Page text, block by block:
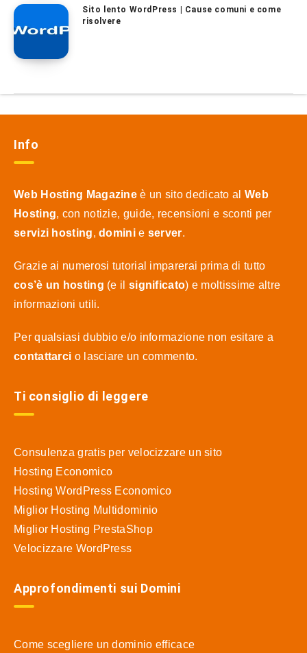
Sito lento WordPress | Cause comuni e come
risolvere
Info
Web Hosting Magazine è un sito dedicato al Web
Hosting, con notizie, guide, recensioni e sconti per
servizi hosting,dominie server.
Grazie ai numerosi tutorial imparerai prima di tutto
cos’è un hosting (e il significato) e moltissime altre
informazioni utili.
Per qualsiasi dubbio e/o informazione non esitare a
contattarci o lasciare un commento.
Ti consiglio di leggere
Consulenza gratis per velocizzare un sito
Hosting Economico
Hosting WordPress Economico
Miglior Hosting Multidominio
Miglior Hosting PrestaShop
Velocizzare WordPress
Approfondimenti sui Domini
Come scegliere un dominio efficace